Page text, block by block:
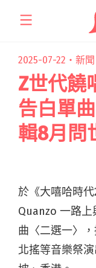
2025-07-22・ 新聞
Z世代饒
告白單
輯8月問
於《大嘻哈時
Quanzo 一路上
曲〈二選一〉
北搖等音樂祭